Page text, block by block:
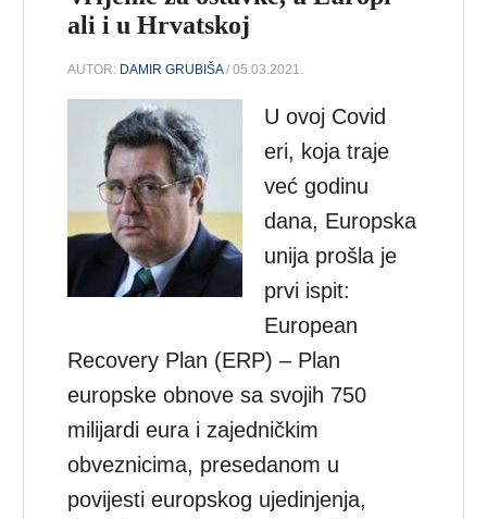
ali i u Hrvatskoj
AUTOR: DAMIR GRUBIŠA/ 05.03.2021.
U ovoj Covid
eri, koja traje
već godinu
dana, Europska
unija prošla je
prvi ispit:
European
Recovery Plan (ERP) – Plan
europske obnove sa svojih 750
milijardi eura i zajedničkim
obveznicima, presedanom u
povijesti europskog ujedinjenja,